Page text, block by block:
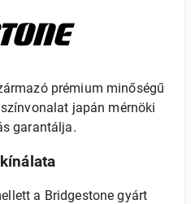
prémium minőségű
japán mérnöki
garantálja.
a Bridgestone gyárt